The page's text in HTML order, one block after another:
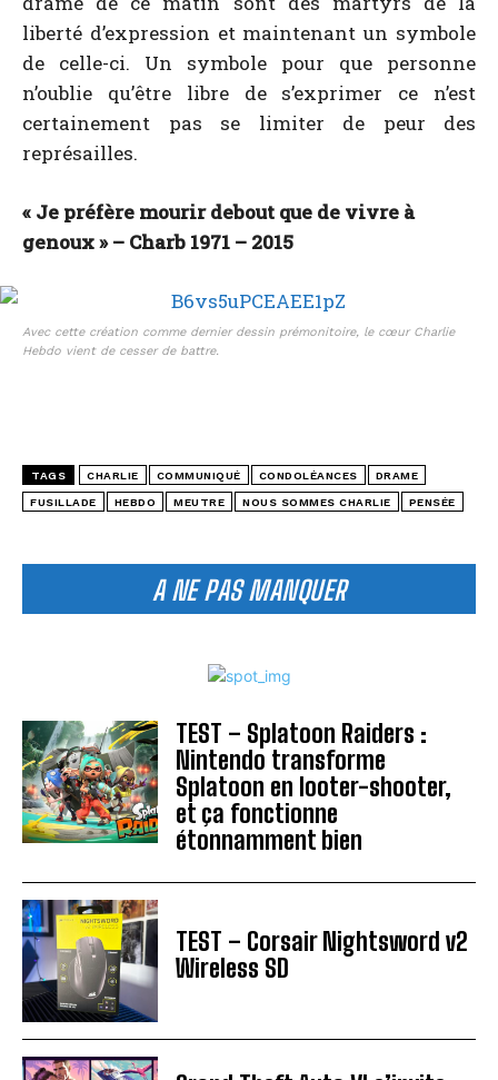
A NE PAS MANQUER
TEST – Splatoon Raiders :
Nintendo transforme
Splatoon en looter-shooter,
et ça fonctionne
étonnamment bien
TEST – Corsair Nightsword v2
Wireless SD
liberté d’expression et maintenant un symbole
de celle-ci. Un symbole pour que personne
n’oublie qu’être libre de s’exprimer ce n’est
certainement pas se limiter de peur des
représailles.
« Je préfère mourir debout que de vivre à
genoux » – Charb 1971 – 2015
Avec cette création comme dernier dessin prémonitoire, le cœur Charlie
Hebdo vient de cesser de battre.
TAGS CHARLIE COMMUNIQUÉ CONDOLÉANCES DRAME
FUSILLADE HEBDO MEUTRE NOUS SOMMES CHARLIE PENSÉE